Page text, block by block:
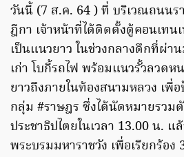
วันนี้ (7 ส.ค. 64 ) ที่ บริเวณถนนร
ฎีกา เจ้าหน้าที่ได้ติดตั้งตู้คอนเทน
เป็นแนวยาว ในช่วงกลางดึกที่ผ่า
เก่า โบกี้รถไฟ พร้อมแนวรั้วลวดห
ยาวถึงภายในท้องสนามหลวง เพื่
กลุ่ม #ราษฎร ซึ่งได้นัดหมายรวม
ประชาธิปไตยในเวลา 13.00 น. แ
พระบรมมหาราชวัง เพื่อเรียกร้อง